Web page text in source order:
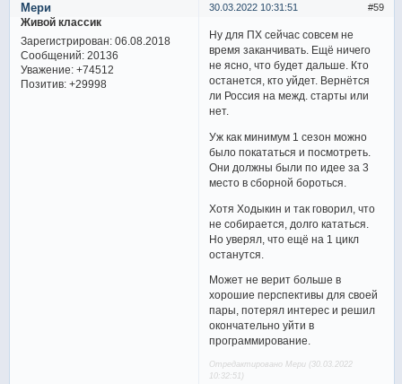
59
30.03.2022 10:31:51
Мери
Живой классик
Зарегистрирован: 06.08.2018
Сообщений:20136
Уважение: +74512
Позитив: +29998
Ну для ПХ сейчас совсем не
время заканчивать. Ещё ничего
не ясно, что будет дальше. Кто
останется, кто уйдет. Вернётся
ли Россия на межд. старты или
нет.
Уж как минимум 1 сезон можно
было покататься и посмотреть.
Они должны были по идее за 3
место в сборной бороться.
Хотя Ходыкин и так говорил, что
не собирается, долго кататься.
Но уверял, что ещё на 1 цикл
останутся.
Может не верит больше в
хорошие перспективы для своей
пары, потерял интерес и решил
окончательно уйти в
программирование.
Отредактировано Мери (30.03.2022
10:32:51)